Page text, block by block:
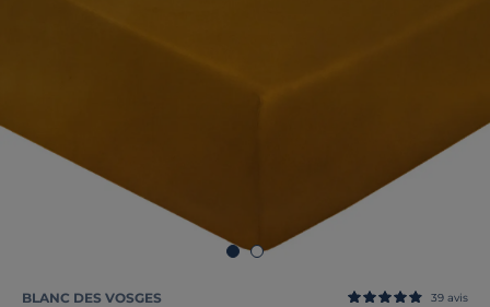
BLANC DES VOSGES 39 avis